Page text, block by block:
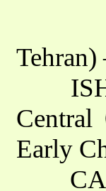
Tehran)
Central
Early